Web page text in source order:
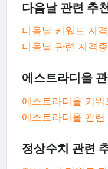
다음날 관련 추
다음날 키워드 자
다음날 관련 자격
에스트라디올
에스트라디올 키
에스트라디올 관
정상수치 관련